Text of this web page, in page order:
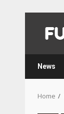
content
News
Home